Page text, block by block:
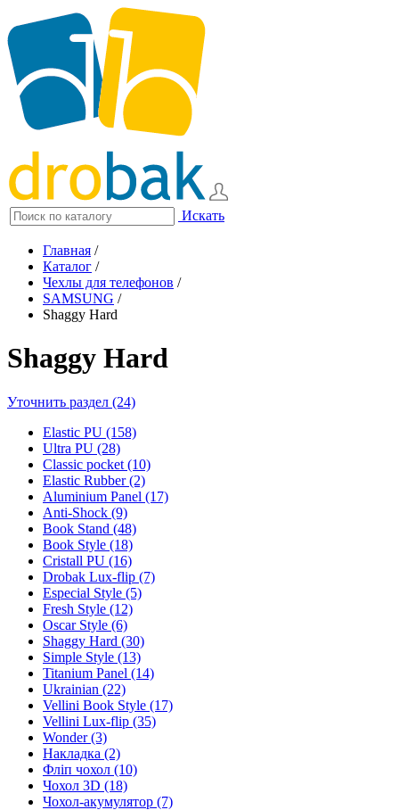
Искать
Главная /
Каталог /
Чехлы для телефонов /
SAMSUNG /
Shaggy Hard
Shaggy Hard
Уточнить раздел (24)
Elastic PU (158)
Ultra PU (28)
Classic pocket (10)
Elastic Rubber (2)
Aluminium Panel (17)
Anti-Shock (9)
Book Stand (48)
Book Style (18)
Cristall PU (16)
Drobak Lux-flip (7)
Especial Style (5)
Fresh Style (12)
Oscar Style (6)
Shaggy Hard (30)
Simple Style (13)
Titanium Panel (14)
Ukrainian (22)
Vellini Book Style (17)
Vellini Lux-flip (35)
Wonder (3)
Накладка (2)
Фліп чохол (10)
Чохол 3D (18)
Чохол-акумулятор (7)